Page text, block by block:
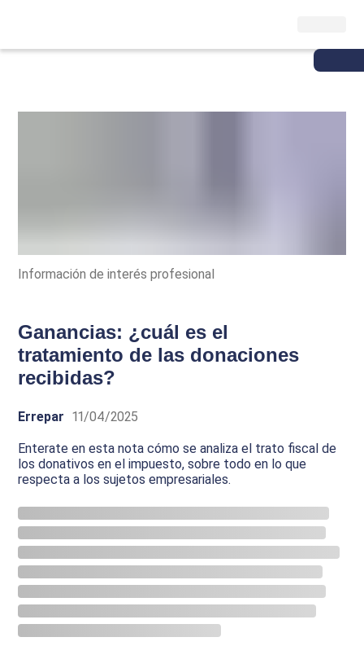
Información de interés profesional
Ganancias: ¿cuál es el
tratamiento de las donaciones
recibidas?
Errepar 11/04/2025
Enterate en esta nota cómo se analiza el trato fiscal de
los donativos en el impuesto, sobre todo en lo que
respecta a los sujetos empresariales.